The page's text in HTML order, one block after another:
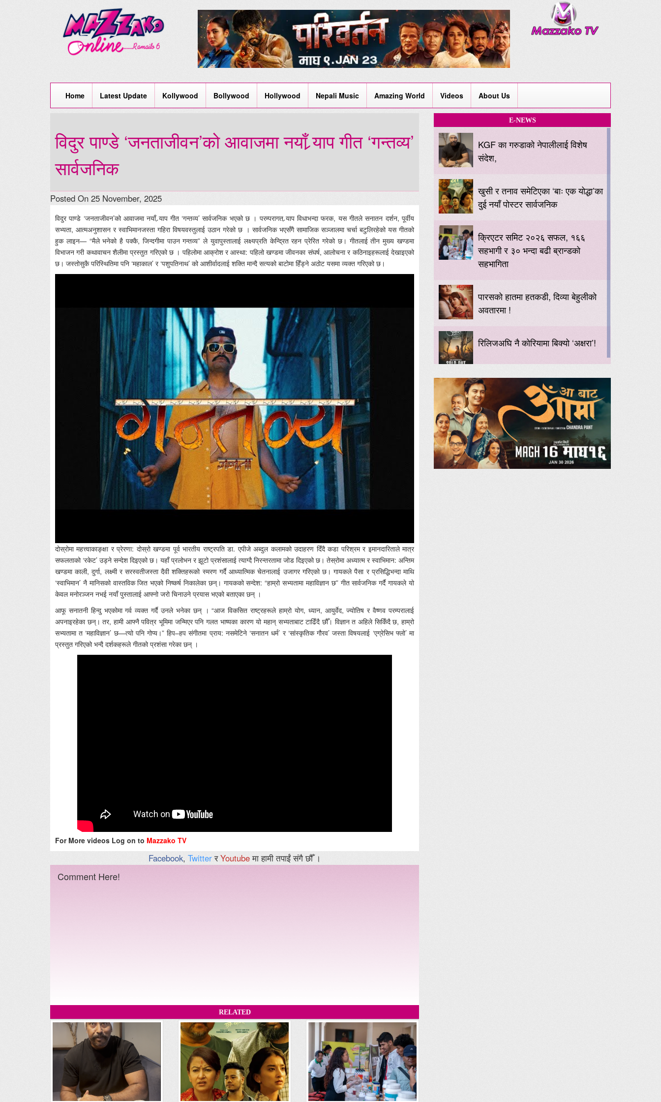
Home Latest Update Kollywood Bollywood Hollywood Nepali Music Amazing World Videos About Us
विदुर पाण्डे ‘जनताजीवन’को आवाजमा नयाँ र्‍याप गीत ‘गन्तव्य’
सार्वजनिक
Posted On 25 November, 2025
विदुर पाण्डे ‘जनताजीवन’को आवाजमा नयाँ र्‍याप गीत ‘गन्तव्य’ सार्वजनिक भएको छ । परम्परागत र्‍याप विधाभन्दा फरक, यस गीतले सनातन दर्शन, पूर्वीय
सभ्यता, आत्मअनुशासन र स्वाभिमानजस्ता गहिरा विषयवस्तुलाई उठान गरेको छ । सार्वजनिक भएसँगै सामाजिक सञ्जालमा चर्चा बटुलिरहेको यस गीतको
हुक लाइन— “मैले भनेको है पक्कै, जिन्दगीमा पाउन गन्तव्य” ले युवापुस्तालाई लक्ष्यप्रति केन्द्रित रहन प्रेरित गरेको छ। गीतलाई तीन मुख्य खण्डमा
विभाजन गरी कथावाचन शैलीमा प्रस्तुत गरिएको छ । पहिलोमा आक्रोश र आस्था: पहिलो खण्डमा जीवनका संघर्ष, आलोचना र कठिनाइहरूलाई देखाइएको
छ। जस्तोसुकै परिस्थितिमा पनि ‘महाकाल’ र ‘पशुपतिनाथ’ को आशीर्वादलाई शक्ति मान्दै सत्यको बाटोमा हिँड्ने अठोट यसमा व्यक्त गरिएको छ।
दोस्रोमा महत्त्वाकाङ्क्षा र प्रेरणा: दोस्रो खण्डमा पूर्व भारतीय राष्ट्रपति डा. एपीजे अब्दुल कलामको उदाहरण दिँदै कडा परिश्रम र इमानदारिताले मात्र
सफलताको ‘रकेट’ उड्ने सन्देश दिइएको छ। यहाँ प्रलोभन र झूटो प्रशंसालाई त्याग्दै निरन्तरतामा जोड दिइएको छ। तेस्रोमा अध्यात्म र स्वाभिमान: अन्तिम
खण्डमा काली, दुर्गा, लक्ष्मी र सरस्वतीजस्ता दैवी शक्तिहरूको स्मरण गर्दै आध्यात्मिक चेतनालाई उजागर गरिएको छ। गायकले पैसा र प्रसिद्धिभन्दा माथि
‘स्वाभिमान’ नै मानिसको वास्तविक जित भएको निष्कर्ष निकालेका छन्। गायकको सन्देश: “हाम्रो सभ्यतामा महाविज्ञान छ” गीत सार्वजनिक गर्दै गायकले यो
केवल मनोरञ्जन नभई नयाँ पुस्तालाई आफ्नो जरो चिनाउने प्रयास भएको बताएका छन् ।
आफू सनातनी हिन्दु भएकोमा गर्व व्यक्त गर्दै उनले भनेका छन् । “आज विकसित राष्ट्रहरूले हाम्रो योग, ध्यान, आयुर्वेद, ज्योतिष र वैष्णव परम्परालाई
अपनाइरहेका छन्। तर, हामी आफ्नै पवित्र भूमिमा जन्मिएर पनि गलत भाष्यका कारण यो महान् सभ्यताबाट टाढिँदै छौँ। विज्ञान त अहिले सिकिँदै छ, हाम्रो
सभ्यतामा त ‘महाविज्ञान’ छ—त्यो पनि गोप्य।” हिप–हप संगीतमा प्राय: नसमेटिने ‘सनातन धर्म’ र ‘सांस्कृतिक गौरव’ जस्ता विषयलाई ‘एग्रेसिभ फ्लो’ मा
प्रस्तुत गरिएको भन्दै दर्शकहरूले गीतको प्रशंसा गरेका छन् ।
For More videos Log on to Mazzako TV
Facebook, TwitterरYoutubeमा हामी तपाईं संगै छौँ ।
Comment Here!
RELATED
E-NEWS
KGF का गरुडाको नेपालीलाई विशेष
संदेश,
खुसी र तनाव समेटिएका ‘बाः एक योद्धा’का
दुई नयाँ पोस्टर सार्वजनिक
क्रिएटर समिट २०२६ सफल, १६६
सहभागी र ३० भन्दा बढी ब्रान्डको
सहभागिता
पारसको हातमा हतकडी, दिव्या बेहुलीको
अवतारमा !
रिलिजअघि नै कोरियामा बिक्यो ‘अक्षरा’!